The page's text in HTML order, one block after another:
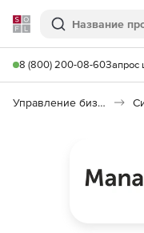
Softline
Поиск
8 (800) 200-08-60Запрос
Управление бизнесом, CRM/ERP